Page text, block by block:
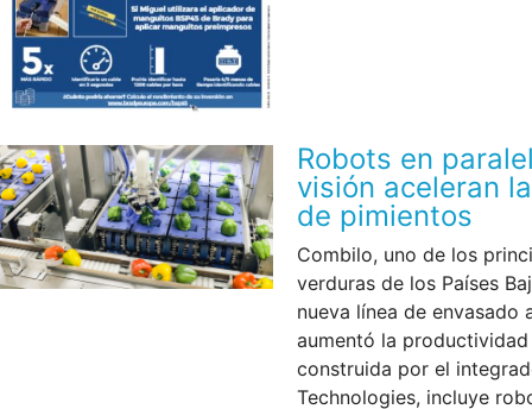
Robots en
visión aceleran
de pimientos
Combilo, uno de los
verduras de los Países
nueva línea de
aumentó la productividad
construida por el
Technologies, incluye